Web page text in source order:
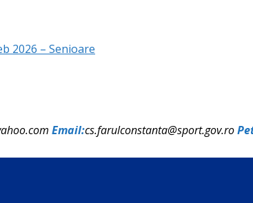
2026 – Senioare
Email:cs.farulconstanta@sport.gov.ro